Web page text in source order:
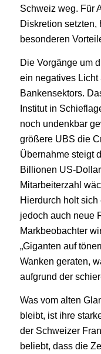
Schweiz weg. Für
Diskretion
besonderen
Die Vorgänge um
ein negatives
Bankensektors.
Institut in
noch undenkbar
größere UBS die
Übernahme steigt
Billionen US-
Mitarbeiterzahl
Hierdurch holt
jedoch auch neue
Markbeobachter
„Giganten auf
Wanken geraten,
aufgrund der
Was vom alten
bleibt, ist ihre
der Schweizer
beliebt, dass die